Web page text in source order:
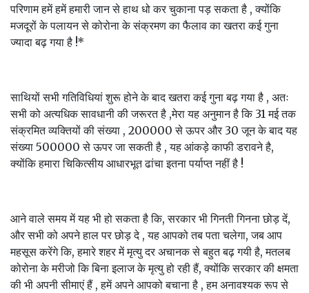
परिणाम हमें हमें हमारी जान से हाथ धो कर चुकाना पड़ सकता है , क्योंकि
मजदूरों के पलायन से कोरोना के संक्रमण का फैलाव का खतरा कई गुना
ज्यादा बढ़ गया है !*
साथियों सभी गतिविधियां शुरू होने के बाद खतरा कई गुना बढ़ गया है , अतः
सभी को अत्यधिक सावधानी की जरूरत है ,मेरा यह अनुमान है कि 31 मई तक
संक्रमित व्यक्तियों की संख्या , 200000 से ऊपर और 30 जून के बाद यह
संख्या 500000 से ऊपर जा सकती है , यह आंकड़े काफी डरावने है,
क्योंकि हमारा चिकित्सीय आधारभूत ढांचा इतना पर्याप्त नहीं है !
आने वाले समय में यह भी हो सकता है कि, सरकार भी गिनती गिनना छोड़ दें,
और सभी को अपने हाल पर छोड़ दे , यह आपको तब पता चलेगा, जब आप
महसूस करेंगे कि, हमारे शहर में मृत्यु दर अचानक से बहुत बढ़ गयी है, मतलब
कोरोना के मरीजो कि बिना इलाज के मृत्यु हो रही हैं, क्योंकि सरकार की क्षमता
की भी अपनी सीमाएं हैं , हमें अपने आपको बचाना है , हम अनावश्यक रूप से